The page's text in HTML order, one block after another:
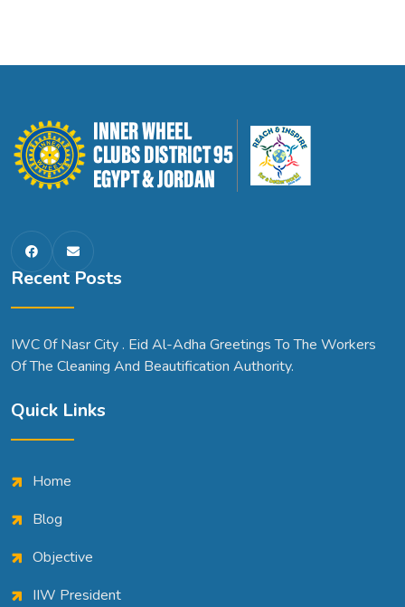
Recent Posts
IWC 0f Nasr City . Eid Al-Adha Greetings To The Workers
Of The Cleaning And Beautification Authority.
Quick Links
Home
Blog
Objective
IIW President